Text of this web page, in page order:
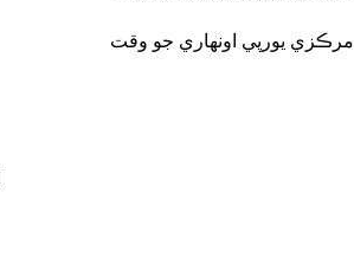
مرڪزي يورپي اونهاري جو وقت